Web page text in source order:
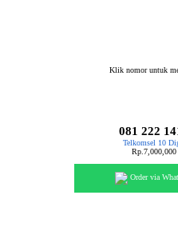
Klik nomor untuk
081 222
Telkomsel 10
Rp.7,000,000
Order via